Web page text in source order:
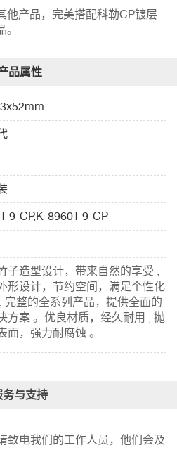
他产品，完美搭配科勒CP镀层
9-CP,K-8960T-9-CP
子造型设计，带来自然的享受 ,
形设计，节约空间，满足个性化
完整的全系列产品，提供全面的
方案 。优良材质，经久耐用 , 抛
面，强力耐腐蚀 。
务与支持
致电我们的工作人员，他们会及